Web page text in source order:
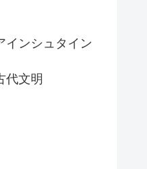
インシュタイン
代文明